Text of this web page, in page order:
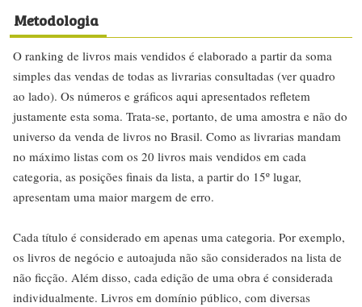
Metodologia
O ranking de livros mais vendidos é elaborado a partir da soma
simples das vendas de todas as livrarias consultadas (ver quadro
ao lado). Os números e gráficos aqui apresentados refletem
justamente esta soma. Trata-se, portanto, de uma amostra e não do
universo da venda de livros no Brasil. Como as livrarias mandam
no máximo listas com os 20 livros mais vendidos em cada
categoria, as posições finais da lista, a partir do 15º lugar,
apresentam uma maior margem de erro.
Cada título é considerado em apenas uma categoria. Por exemplo,
os livros de negócio e autoajuda não são considerados na lista de
não ficção. Além disso, cada edição de uma obra é considerada
individualmente. Livros em domínio público, com diversas